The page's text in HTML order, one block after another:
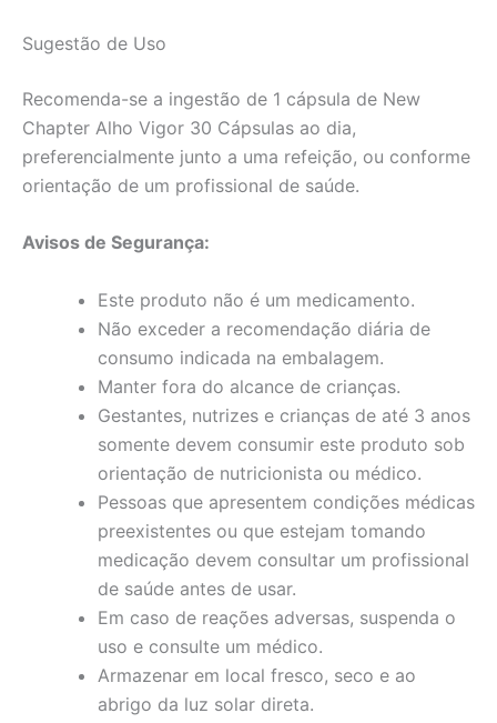
Sugestão de Uso
Recomenda-se a ingestão de 1 cápsula de New
Chapter Alho Vigor 30 Cápsulas ao dia,
preferencialmente junto a uma refeição, ou conforme
orientação de um profissional de saúde.
Avisos de Segurança:
Este produto não é um medicamento.
Não exceder a recomendação diária de
consumo indicada na embalagem.
Manter fora do alcance de crianças.
Gestantes, nutrizes e crianças de até 3 anos
somente devem consumir este produto sob
orientação de nutricionista ou médico.
Pessoas que apresentem condições médicas
preexistentes ou que estejam tomando
medicação devem consultar um profissional
de saúde antes de usar.
Em caso de reações adversas, suspenda o
uso e consulte um médico.
Armazenar em local fresco, seco e ao
abrigo da luz solar direta.